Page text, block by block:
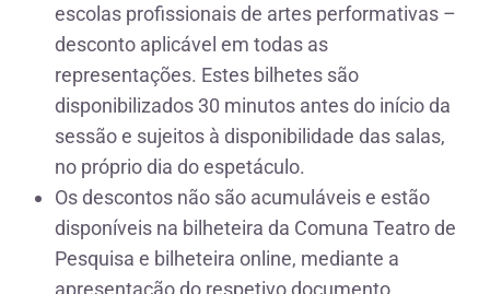
escolas profissionais de artes performativas –
desconto aplicável em todas as
representações. Estes bilhetes são
disponibilizados 30 minutos antes do início da
sessão e sujeitos à disponibilidade das salas,
no próprio dia do espetáculo.
Os descontos não são acumuláveis e estão
disponíveis na bilheteira da Comuna Teatro de
Pesquisa e bilheteira online, mediante a
apresentação do respetivo documento